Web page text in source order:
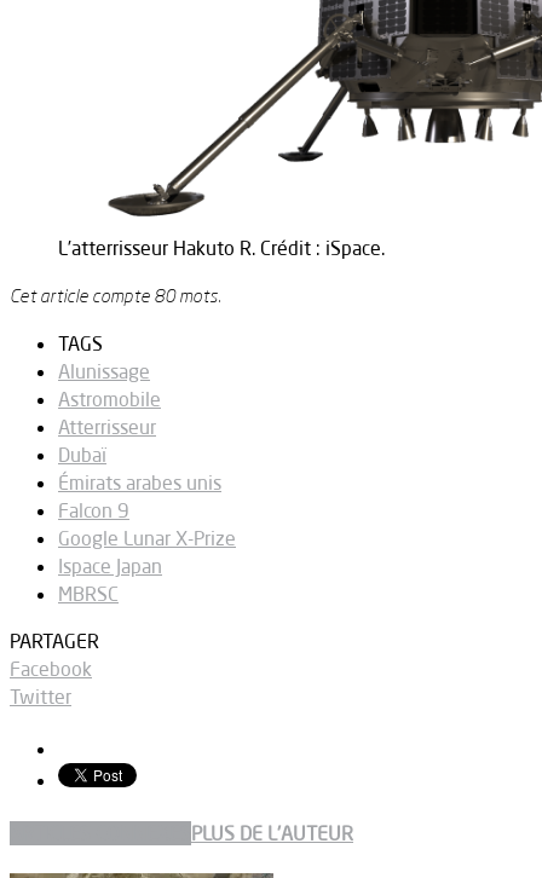
L’atterrisseur Hakuto R. Crédit : iSpace.
Cet article compte 80 mots.
TAGS
Alunissage
Astromobile
Atterrisseur
Dubaï
Émirats arabes unis
Falcon 9
Google Lunar X-Prize
Ispace Japan
MBRSC
PARTAGER
Facebook
Twitter
PLUS DE L'AUTEUR